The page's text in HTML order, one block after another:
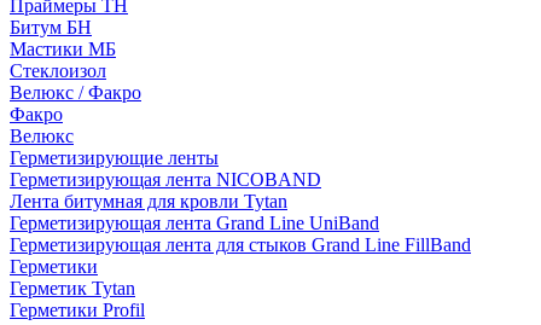
Праймеры ТН
Битум БН
Мастики МБ
Стеклоизол
Велюкс / Факро
Факро
Велюкс
Герметизирующие ленты
Герметизирующая лента NICOBAND
Лента битумная для кровли Tytan
Герметизирующая лента Grand Line UniBand
Герметизирующая лента для стыков Grand Line FillBand
Герметики
Герметик Tytan
Герметики Profil